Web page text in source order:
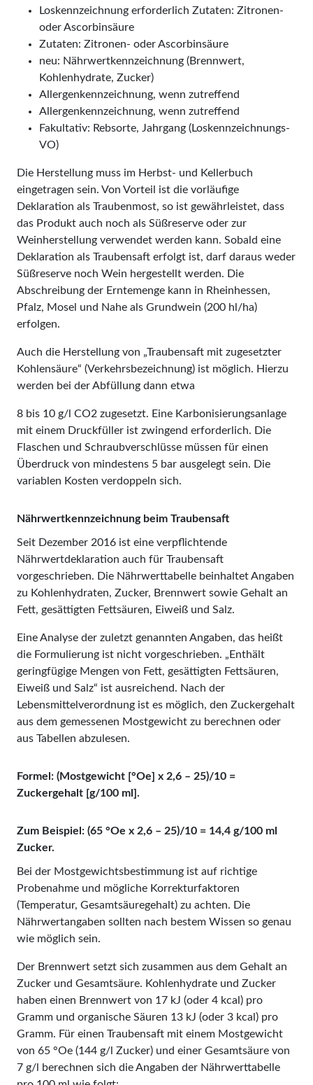
Loskennzeichnung erforderlich Zutaten: Zitronen-
oder Ascorbinsäure
Zutaten: Zitronen- oder Ascorbinsäure
neu: Nährwertkennzeichnung (Brennwert,
Kohlenhydrate, Zucker)
Allergenkennzeichnung, wenn zutreffend
Allergenkennzeichnung, wenn zutreffend
Fakultativ: Rebsorte, Jahrgang (Loskennzeichnungs-
VO)
Die Herstellung muss im Herbst- und Kellerbuch
eingetragen sein. Von Vorteil ist die vorläufige
Deklaration als Traubenmost, so ist gewährleistet, dass
das Produkt auch noch als Süßreserve oder zur
Weinherstellung verwendet werden kann. Sobald eine
Deklaration als Traubensaft erfolgt ist, darf daraus weder
Süßreserve noch Wein hergestellt werden. Die
Abschreibung der Erntemenge kann in Rheinhessen,
Pfalz, Mosel und Nahe als Grundwein (200 hl/ha)
erfolgen.
Auch die Herstellung von „Traubensaft mit zugesetzter
Kohlensäure“ (Verkehrsbezeichnung) ist möglich. Hierzu
werden bei der Abfüllung dann etwa
8 bis 10 g/l CO2 zugesetzt. Eine Karbonisierungsanlage
mit einem Druckfüller ist zwingend erforderlich. Die
Flaschen und Schraubverschlüsse müssen für einen
Überdruck von mindestens 5 bar ausgelegt sein. Die
variablen Kosten verdoppeln sich.
Nährwertkennzeichnung beim Traubensaft
Seit Dezember 2016 ist eine verpflichtende
Nährwertdeklaration auch für Traubensaft
vorgeschrieben. Die Nährwerttabelle beinhaltet Angaben
zu Kohlenhydraten, Zucker, Brennwert sowie Gehalt an
Fett, gesättigten Fettsäuren, Eiweiß und Salz.
Eine Analyse der zuletzt genannten Angaben, das heißt
die Formulierung ist nicht vorgeschrieben. „Enthält
geringfügige Mengen von Fett, gesättigten Fettsäuren,
Eiweiß und Salz“ ist ausreichend. Nach der
Lebensmittelverordnung ist es möglich, den Zuckergehalt
aus dem gemessenen Mostgewicht zu berechnen oder
aus Tabellen abzulesen.
Formel: (Mostgewicht [°Oe] x 2,6 – 25)/10 =
Zuckergehalt [g/100 ml].
Zum Beispiel: (65 °Oe x 2,6 – 25)/10 = 14,4 g/100 ml
Zucker.
Bei der Mostgewichtsbestimmung ist auf richtige
Probenahme und mögliche Korrekturfaktoren
(Temperatur, Gesamtsäuregehalt) zu achten. Die
Nährwertangaben sollten nach bestem Wissen so genau
wie möglich sein.
Der Brennwert setzt sich zusammen aus dem Gehalt an
Zucker und Gesamtsäure. Kohlenhydrate und Zucker
haben einen Brennwert von 17 kJ (oder 4 kcal) pro
Gramm und organische Säuren 13 kJ (oder 3 kcal) pro
Gramm. Für einen Traubensaft mit einem Mostgewicht
von 65 °Oe (144 g/l Zucker) und einer Gesamtsäure von
7 g/l berechnen sich die Angaben der Nährwerttabelle